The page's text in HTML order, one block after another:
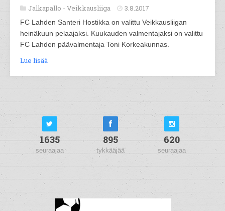
Jalkapallo - Veikkausliiga 3.8.2017
FC Lahden Santeri Hostikka on valittu Veikkausliigan
heinäkuun pelaajaksi. Kuukauden valmentajaksi on valittu
FC Lahden päävalmentaja Toni Korkeakunnas.
Lue lisää
1635
seuraajaa
895
tykkääjää
620
seuraajaa